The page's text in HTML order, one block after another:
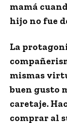
mamá
hijo no fue
La
mismas
buen gusto
caretaje.
comprar al